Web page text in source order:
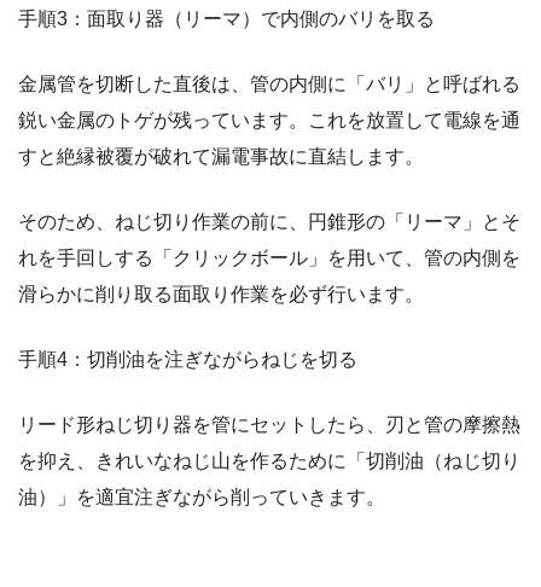
手順3：面取り器（リーマ）で内側のバリを取る
金属管を切断した直後は、管の内側に「バリ」と呼ばれる
鋭い金属のトゲが残っています。これを放置して電線を通
すと絶縁被覆が破れて漏電事故に直結します。
そのため、ねじ切り作業の前に、円錐形の「リーマ」とそ
れを手回しする「クリックボール」を用いて、管の内側を
滑らかに削り取る面取り作業を必ず行います。
手順4：切削油を注ぎながらねじを切る
リード形ねじ切り器を管にセットしたら、刃と管の摩擦熱
を抑え、きれいなねじ山を作るために「切削油（ねじ切り
油）」を適宜注ぎながら削っていきます。